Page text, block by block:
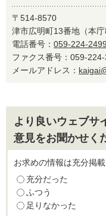
〒514-8570
津市広明町13番地（本庁
電話番号： 059-224-2499
ファクス番号：059-
メールアドレス：
より良いウェブサ
意見をお聞かせく
お求めの情報は充分掲
充分だった
ふつう
足りなかった